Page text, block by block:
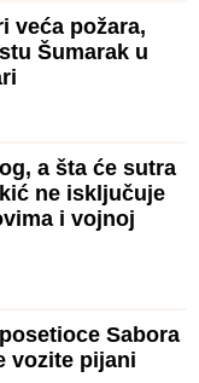
veća požara,
Šumarak u
a šta će sutra
ne isključuje
i vojnoj
Sabora
vozite pijani